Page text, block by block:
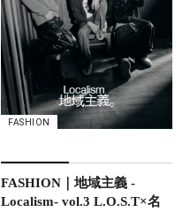
FASHION
FASHION｜地域主義 -
Localism- vol.3 L.O.S.T×名